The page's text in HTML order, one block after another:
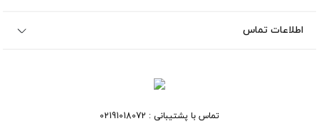
اطلاعات تماس
تماس با پشتیبانی : 02191018072